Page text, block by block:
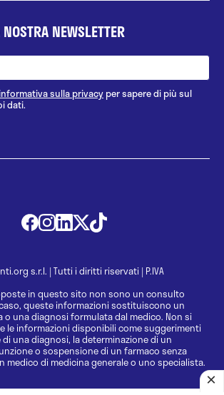
NEWSLETTER
sulla privacyper sapere di più sul
dati.
s.r.l. | Tutti i diritti riservati | P.IVA
in questo sito non sono un consulto
queste informazioni sostituiscono un
una diagnosi formulata dal medico. Non si
le informazioni disponibili come suggerimenti
una diagnosi, la determinazione di un
o sospensione di un farmaco senza
medico di medicina generale o uno specialista.